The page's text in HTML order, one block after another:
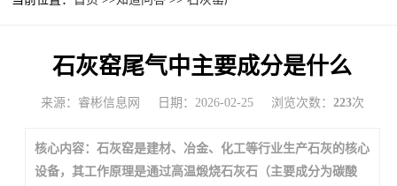
石灰窑尾气中主要成分是什么
来源：睿彬信息网 日期：2026-02-25 浏览次数： 223次
核心内容：石灰窑是建材、冶金、化工等行业生产石灰的核心
设备，其工作原理是通过高温煅烧石灰石（主要成分为碳酸